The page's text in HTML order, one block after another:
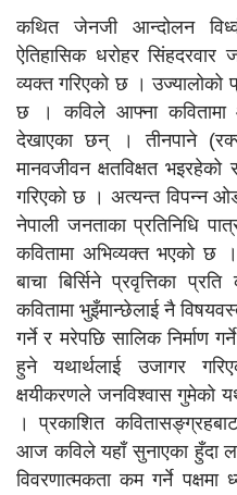
कथित जेनजी आन्दोलन
ऐतिहासिक धरोहर
व्यक्त गरिएको छ । उज्यालोको
छ । कविले आफ्ना
देखाएका छन् । तीनपाने
मानवजीवन क्षतविक्षत
गरिएको छ । अत्यन्त विपन्न
नेपाली जनताका प्रतिनिधि
कवितामा अभिव्यक्त भएको छ
बाचा बिर्सिने प्रवृत्तिका
कवितामा भुइँमान्छेलाई नै
गर्ने र मरेपछि सालिक निर्माण
हुने यथार्थलाई उजागर
क्षयीकरणले जनविश्वास गुमेको
। प्रकाशित
आज कविले यहाँ सुनाएका हुँदा
विवरणात्मकता कम गर्ने